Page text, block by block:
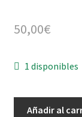
50,00€
1 disponibles
Añadir al